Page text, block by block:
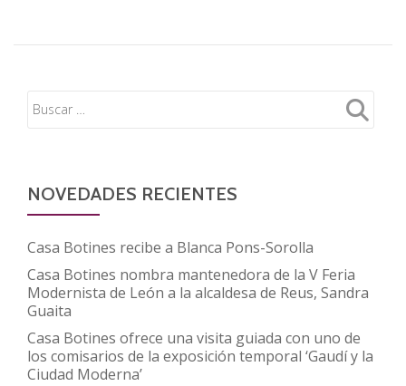
NOVEDADES RECIENTES
Casa Botines recibe a Blanca Pons-Sorolla
Casa Botines nombra mantenedora de la V Feria
Modernista de León a la alcaldesa de Reus, Sandra
Guaita
Casa Botines ofrece una visita guiada con uno de
los comisarios de la exposición temporal ‘Gaudí y la
Ciudad Moderna’